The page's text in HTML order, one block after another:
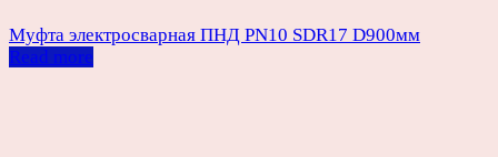
Муфта электросварная ПНД PN10 SDR17 D900мм
Read more